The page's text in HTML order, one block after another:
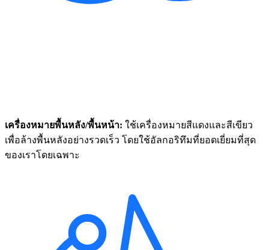
เครื่องหมายพื้นหลัง/พื้นหน้า: ใช้เครื่องหมายสีแดงและสีเขียว
เพื่อล้างพื้นหลังอย่างรวดเร็ว โดยใช้อัลกอริทึมที่ยอดเยี่ยมที่สุด
ของเราโดยเฉพาะ